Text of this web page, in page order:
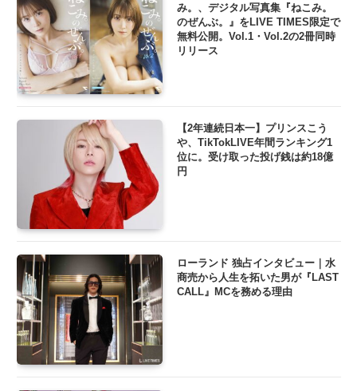
み。、デジタル写真集『ねこみ。
のぜんぶ。』をLIVE TIMES限定で
無料公開。Vol.1・Vol.2の2冊同時
リリース
【2年連続日本一】プリンスこう
や、TikTokLIVE年間ランキング1
位に。受け取った投げ銭は約18億
円
ローランド 独占インタビュー｜水
商売から人生を拓いた男が『LAST
CALL』MCを務める理由